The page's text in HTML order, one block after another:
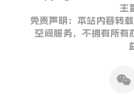
主
免责声明：本站内容转
空间服务，不拥有所有